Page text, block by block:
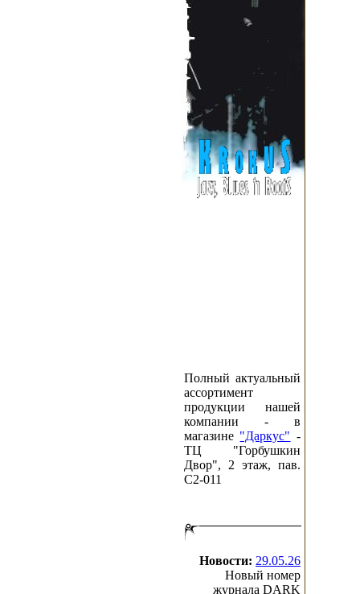
Полный актуальный
ассортимент
продукции нашей
компании - в
магазине "Даркус" -
ТЦ "Горбушкин
Двор", 2 этаж, пав.
C2-011
Новости: 29.05.26
Новый номер
журнала DARK